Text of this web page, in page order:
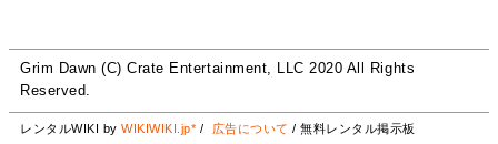
Grim Dawn (C) Crate Entertainment, LLC 2020 All Rights
Reserved.
レンタルWIKI byWIKIWIKI.jp* / 広告について / 無料レンタル掲示板